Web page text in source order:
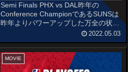
Semi Finals PHX vs DAL昨年の
Conference ChampionであるSUNSは
昨年よりパワーアップした万全の状態
で臨みます。 特にCP3は1st ROUND
で脅威のFG14/14と絶好調w OFの中
心的存在として君...
2022.05.03
MOVIE